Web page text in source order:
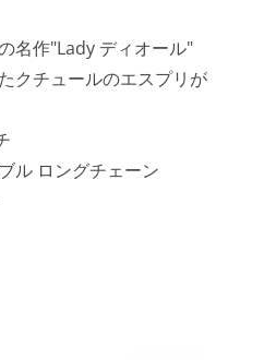
名作"Lady ディオール"
クチュールのエスプリが
ル ロングチェーン